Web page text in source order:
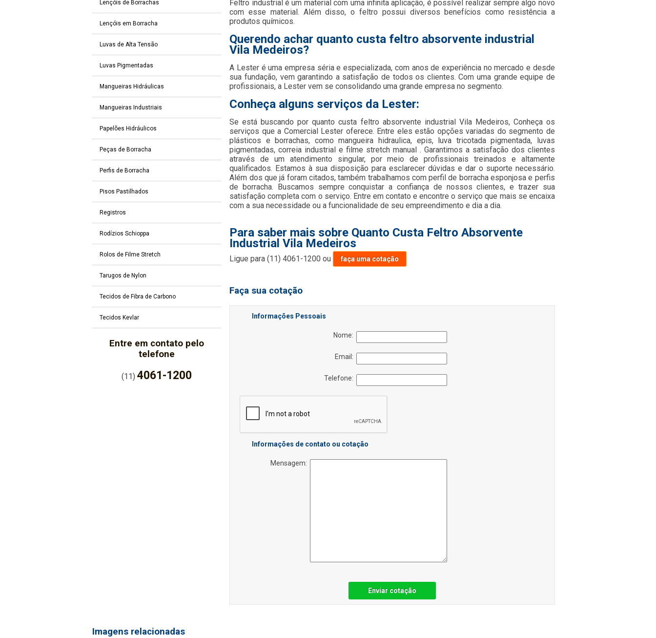
Lençóis de Borrachas
Lençóis em Borracha
Luvas de Alta Tensão
Luvas Pigmentadas
Mangueiras Hidráulicas
Mangueiras Industriais
Papelões Hidráulicos
Peças de Borracha
Perfis de Borracha
Pisos Pastilhados
Registros
Rodízios Schioppa
Rolos de Filme Stretch
Tarugos de Nylon
Tecidos de Fibra de Carbono
Tecidos Kevlar
Entre em contato pelo
telefone
(11)4061-1200
Feltro industrial é um material com uma infinita aplicação, é possível realizar sempre algo novo
com esse material. Além disso, o feltro possui diversos benefícios como resistência a
produtos químicos.
Querendo achar quanto custa feltro absorvente industrial
Vila Medeiros?
A Lester é uma empresa séria e especializada, com anos de experiência no mercado e desde
sua fundação, vem garantindo a satisfação de todos os clientes. Com uma grande equipe de
profissionais, a Lester vem se consolidando uma grande empresa no segmento.
Conheça alguns serviços da Lester:
Se está buscando por quanto custa feltro absorvente industrial Vila Medeiros, Conheça os
serviços que a Comercial Lester oferece. Entre eles estão opções variadas do segmento de
plásticos e borrachas, como mangueira hidraulica, epis, luva tricotada pigmentada, luvas
pigmentadas, correia industrial e filme stretch manual . Garantimos a satisfação dos clientes
através de um atendimento singular, por meio de profissionais treinados e altamente
qualificados. Estamos à sua disposição para esclarecer dúvidas e dar o suporte necessário.
Além dos que já foram citados, também trabalhamos com perfil de borracha esponjosa e perfis
de borracha. Buscamos sempre conquistar a confiança de nossos clientes, e trazer sua
satisfação completa com o serviço. Entre em contato e encontre o serviço que mais se encaixa
com a sua necessidade ou a funcionalidade de seu empreendimento e dia a dia.
Para saber mais sobre Quanto Custa Feltro Absorvente
Industrial Vila Medeiros
Ligue para(11) 4061-1200 ou faça uma cotação
Faça sua cotação
Informações Pessoais
Nome:
Email:
Telefone:
Informações de contato ou cotação
Mensagem:
Enviar cotação
Imagens relacionadas